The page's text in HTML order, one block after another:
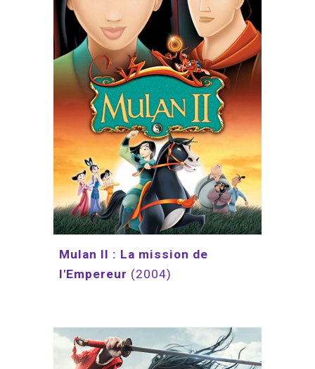
Mulan II : La mission de
l'Empereur (2004)